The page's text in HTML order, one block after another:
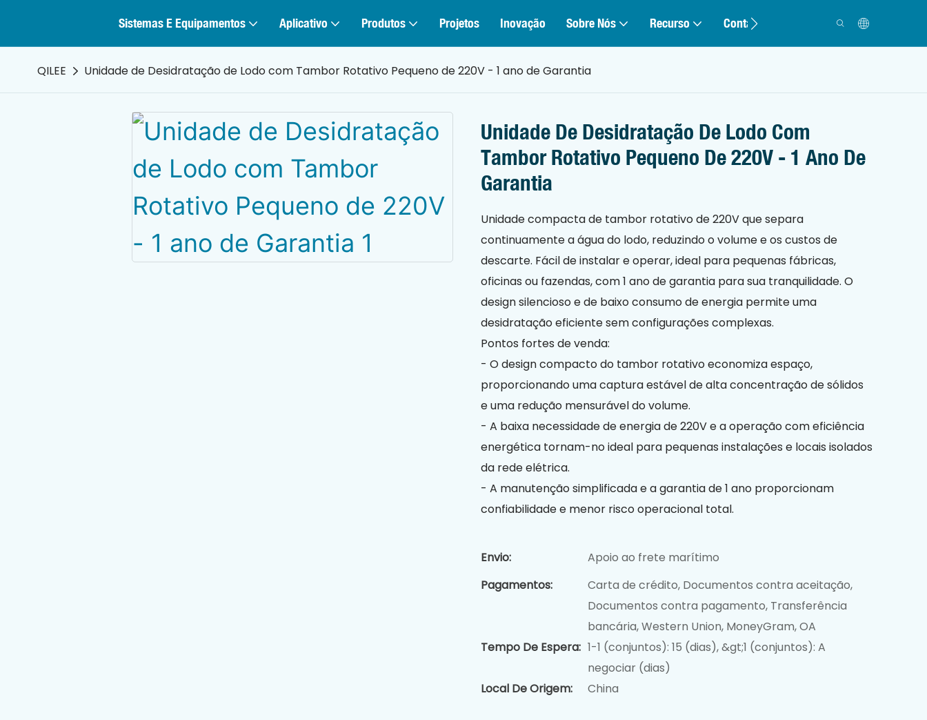
Sistemas E Equipamentos Aplicativo Produtos Projetos Inovação Sobre Nós Recurso Contato
QILEE Unidade de Desidratação de Lodo com Tambor Rotativo Pequeno de 220V - 1 ano de Garantia
Unidade De Desidratação De Lodo Com
Tambor Rotativo Pequeno De 220V - 1 Ano De
Garantia
Unidade compacta de tambor rotativo de 220V que separa
continuamente a água do lodo, reduzindo o volume e os custos de
descarte. Fácil de instalar e operar, ideal para pequenas fábricas,
oficinas ou fazendas, com 1 ano de garantia para sua tranquilidade. O
design silencioso e de baixo consumo de energia permite uma
desidratação eficiente sem configurações complexas.
Pontos fortes de venda:
- O design compacto do tambor rotativo economiza espaço,
proporcionando uma captura estável de alta concentração de sólidos
e uma redução mensurável do volume.
- A baixa necessidade de energia de 220V e a operação com eficiência
energética tornam-no ideal para pequenas instalações e locais isolados
da rede elétrica.
- A manutenção simplificada e a garantia de 1 ano proporcionam
confiabilidade e menor risco operacional total.
Envio:
Apoio ao frete marítimo
Pagamentos:
Carta de crédito, Documentos contra aceitação,
Documentos contra pagamento, Transferência
bancária, Western Union, MoneyGram, OA
Tempo De Espera: 1-1 (conjuntos): 15 (dias), &gt;1 (conjuntos): A
negociar (dias)
Local De Origem:
China